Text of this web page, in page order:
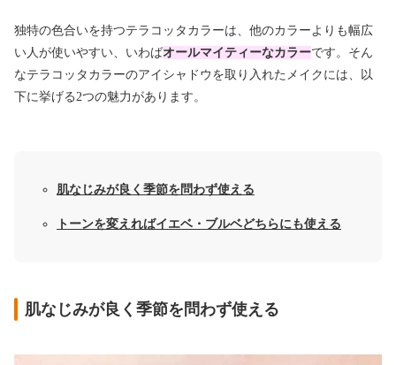
独特の色合いを持つテラコッタカラーは、他のカラーよりも幅広
い人が使いやすい、いわばオールマイティーなカラーです。そん
なテラコッタカラーのアイシャドウを取り入れたメイクには、以
下に挙げる2つの魅力があります。
肌なじみが良く季節を問わず使える
トーンを変えればイエベ・ブルベどちらにも使える
肌なじみが良く季節を問わず使える